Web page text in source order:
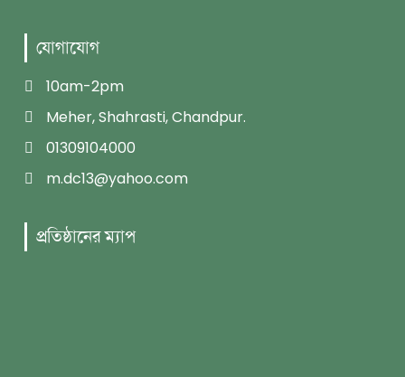
যোগাযোগ
10am-2pm
Meher, Shahrasti, Chandpur.
01309104000
m.dc13@yahoo.com
প্রতিষ্ঠানের ম্যাপ